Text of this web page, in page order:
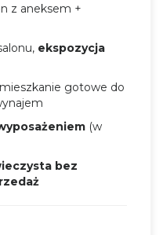
z aneksem +
ekspozycja
gotowe do
(w
bez